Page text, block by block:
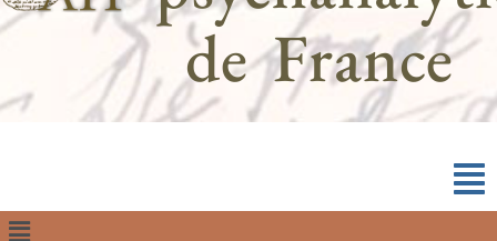
de France